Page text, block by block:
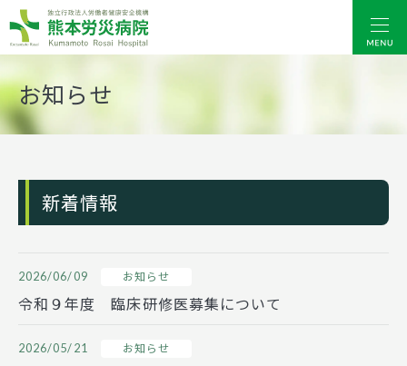
お知らせ
新着情報
2026/06/09 お知らせ
令和９年度 臨床研修医募集について
2026/05/21 お知らせ